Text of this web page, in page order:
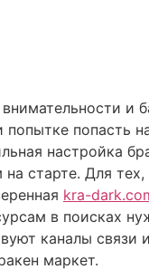
и
попасть
настройка
старте. Для
kra-
в поисках
каналы связи
маркет.